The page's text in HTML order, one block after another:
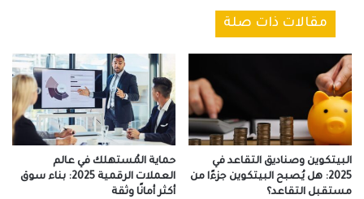
مقالات ذات صلة
حماية المُستهلك في عالم
العملات الرقمية 2025: بناء سوق
أكثر أمانًا وثقة
البيتكوين وصناديق التقاعد في
2025: هل يُصبح البيتكوين جزءًا من
مستقبل التقاعد؟